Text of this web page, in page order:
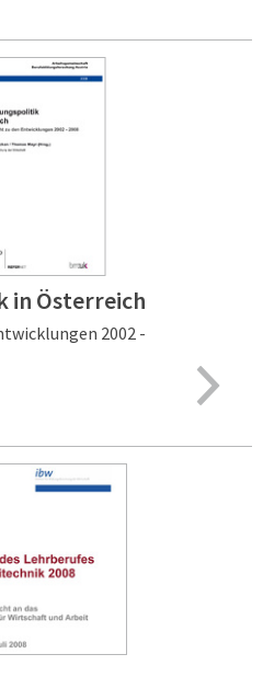
in Österreich
2002 -